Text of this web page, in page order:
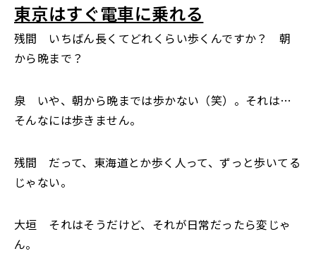
東京はすぐ電車に乗れる
残間 いちばん長くてどれくらい歩くんですか？ 朝
から晩まで？
泉 いや、朝から晩までは歩かない（笑）。それは…
そんなには歩きません。
残間 だって、東海道とか歩く人って、ずっと歩いてる
じゃない。
大垣 それはそうだけど、それが日常だったら変じゃ
ん。